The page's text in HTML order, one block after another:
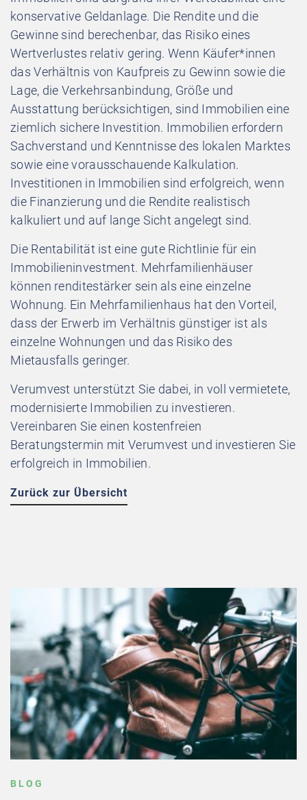
konservative Geldanlage. Die Rendite und die
Gewinne sind berechenbar, das Risiko eines
Wertverlustes relativ gering. Wenn Käufer*innen
das Verhältnis von Kaufpreis zu Gewinn sowie die
Lage, die Verkehrsanbindung, Größe und
Ausstattung berücksichtigen, sind Immobilien eine
ziemlich sichere Investition. Immobilien erfordern
Sachverstand und Kenntnisse des lokalen Marktes
sowie eine vorausschauende Kalkulation.
Investitionen in Immobilien sind erfolgreich, wenn
die Finanzierung und die Rendite realistisch
kalkuliert und auf lange Sicht angelegt sind.
Die Rentabilität ist eine gute Richtlinie für ein
Immobilieninvestment. Mehrfamilienhäuser
können renditestärker sein als eine einzelne
Wohnung. Ein Mehrfamilienhaus hat den Vorteil,
dass der Erwerb im Verhältnis günstiger ist als
einzelne Wohnungen und das Risiko des
Mietausfalls geringer.
Verumvest unterstützt Sie dabei, in voll vermietete,
modernisierte Immobilien zu investieren.
Vereinbaren Sie einen kostenfreien
Beratungstermin mit Verumvest und investieren Sie
erfolgreich in Immobilien.
Zurück zur Übersicht
BLOG